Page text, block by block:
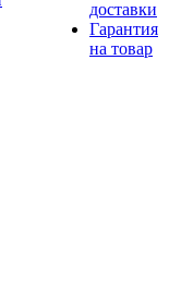
доставки
Гарантия
на товар